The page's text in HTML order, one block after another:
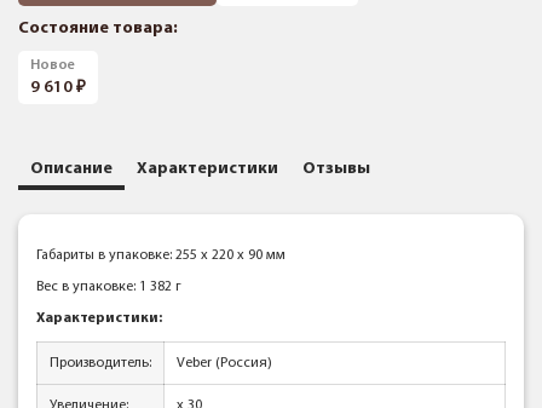
Состояние товара:
Новое
9 610
Описание Характеристики Отзывы
Габариты в упаковке: 255 x 220 x 90 мм
Вес в упаковке: 1 382 г
Характеристики:
Производитель: Veber (Россия)